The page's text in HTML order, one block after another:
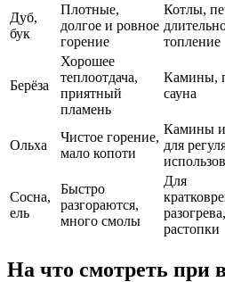
Дуб,
бук
Плотные,
долгое и ровное
горение
Котлы,
топление
Берёза
Хорошее
теплоотдача,
приятный
пламень
Камины,
сауна
Ольха
Чистое горение,
мало копоти
Камины
для
Сосна,
ель
Быстро
разгораются,
много смолы
Для
разогрева,
растопки
На что смотреть при